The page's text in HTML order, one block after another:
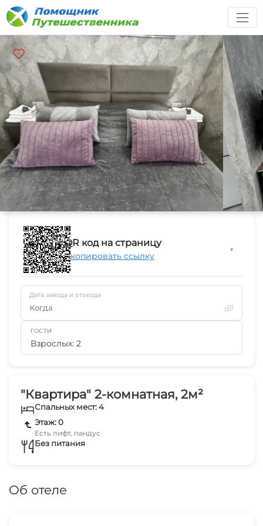
"Квартира" 2-комнатная, 2м²
Спальных мест: 4
Этаж: 0
Есть лифт, пандус
Без питания
Об отеле
QR код на страницу
Скопировать ссылку
▼
Дата заезда и отъезда
Когда
ГОСТИ
Взрослых: 2